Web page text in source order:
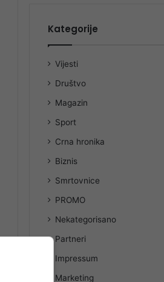
Kategorije
Vijesti
Društvo
Magazin
Sport
Crna hronika
Biznis
Smrtovnice
PROMO
Nekategorisano
Partneri
Impressum
Marketing